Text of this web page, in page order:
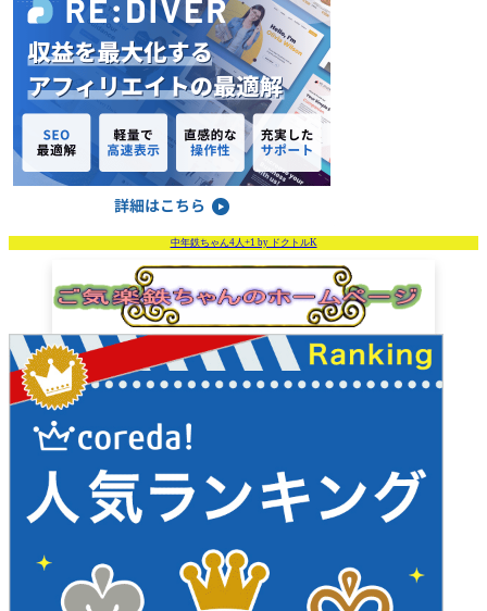
中年鉄ちゃん4人+1 by ドクトルK